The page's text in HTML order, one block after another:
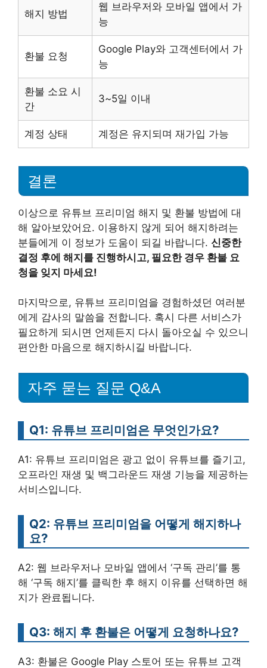
해지 방법
웹 브라우저와 모바일 앱에서 가
능
환불 요청
Google Play와 고객센터에서 가
능
환불 소요 시
간
3~5일 이내
계정 상태 계정은 유지되며 재가입 가능
결론
이상으로 유튜브 프리미엄 해지 및 환불 방법에 대
해 알아보았어요. 이용하지 않게 되어 해지하려는
분들에게 이 정보가 도움이 되길 바랍니다. 신중한
결정 후에 해지를 진행하시고, 필요한 경우 환불 요
청을 잊지 마세요!
마지막으로, 유튜브 프리미엄을 경험하셨던 여러분
에게 감사의 말씀을 전합니다. 혹시 다른 서비스가
필요하게 되시면 언제든지 다시 돌아오실 수 있으니
편안한 마음으로 해지하시길 바랍니다.
자주 묻는 질문 Q&A
Q1: 유튜브 프리미엄은 무엇인가요?
A1: 유튜브 프리미엄은 광고 없이 유튜브를 즐기고,
오프라인 재생 및 백그라운드 재생 기능을 제공하는
서비스입니다.
Q2: 유튜브 프리미엄을 어떻게 해지하나
요?
A2: 웹 브라우저나 모바일 앱에서 ‘구독 관리’를 통
해 ‘구독 해지’를 클릭한 후 해지 이유를 선택하면 해
지가 완료됩니다.
Q3: 해지 후 환불은 어떻게 요청하나요?
A3: 환불은 Google Play 스토어 또는 유튜브 고객